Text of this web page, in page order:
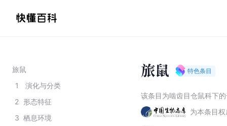
旅鼠
1
演化与分类
2 形态特征
3 栖息环境
旅鼠 特色条目
该条目为啮齿目仓鼠科下
为本条目